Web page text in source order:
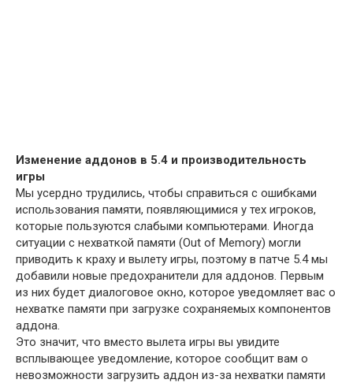
Изменение аддонов в 5.4 и производительность
игры
Мы усердно трудились, чтобы справиться с ошибками
использования памяти, появляющимися у тех игроков,
которые пользуются слабыми компьютерами. Иногда
ситуации с нехваткой памяти (Out of Memory) могли
приводить к краху и вылету игры, поэтому в патче 5.4 мы
добавили новые предохранители для аддонов. Первым
из них будет диалоговое окно, которое уведомляет вас о
нехватке памяти при загрузке сохраняемых компонентов
аддона.
Это значит, что вместо вылета игры вы увидите
всплывающее уведомление, которое сообщит вам о
невозможности загрузить аддон из-за нехватки памяти